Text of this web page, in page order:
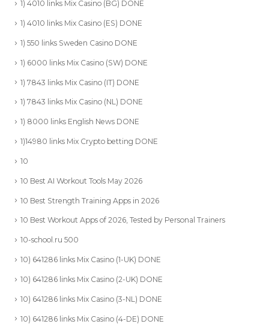
1) 4010 links Mix Casino (BG) DONE
1) 4010 links Mix Casino (ES) DONE
1) 550 links Sweden Casino DONE
1) 6000 links Mix Casino (SW) DONE
1) 7843 links Mix Casino (IT) DONE
1) 7843 links Mix Casino (NL) DONE
1) 8000 links English News DONE
1)14980 links Mix Crypto betting DONE
10
10 Best AI Workout Tools May 2026
10 Best Strength Training Apps in 2026
10 Best Workout Apps of 2026, Tested by Personal Trainers
10-school.ru 500
10) 641286 links Mix Casino (1-UK) DONE
10) 641286 links Mix Casino (2-UK) DONE
10) 641286 links Mix Casino (3-NL) DONE
10) 641286 links Mix Casino (4-DE) DONE